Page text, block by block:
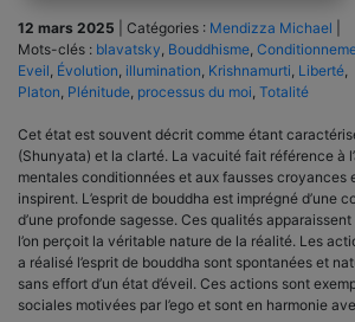
12 mars 2025 Catégories : Mendizza Michael
Mots-clés : blavatsky, Bouddhisme,
Eveil, Évolution, illumination, Krishnamurti, Liberté,
Platon, Plénitude, processus du moi, Totalité
Cet état est souvent décrit comme étant
(Shunyata) et la clarté. La vacuité fait référence à
mentales conditionnées et aux fausses croyances
inspirent. L’esprit de bouddha est imprégné d’une
d’une profonde sagesse. Ces qualités
l’on perçoit la véritable nature de la réalité. Les
a réalisé l’esprit de bouddha sont spontanées et
sans effort d’un état d’éveil. Ces actions sont
sociales motivées par l’ego et sont en harmonie